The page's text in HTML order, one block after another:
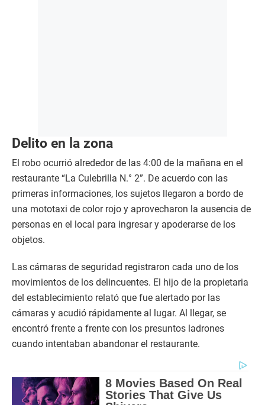
Delito en la zona
El robo ocurrió alrededor de las 4:00 de la mañana en el
restaurante “La Culebrilla N.° 2”. De acuerdo con las
primeras informaciones, los sujetos llegaron a bordo de
una mototaxi de color rojo y aprovecharon la ausencia de
personas en el local para ingresar y apoderarse de los
objetos.
Las cámaras de seguridad registraron cada uno de los
movimientos de los delincuentes. El hijo de la propietaria
del establecimiento relató que fue alertado por las
cámaras y acudió rápidamente al lugar. Al llegar, se
encontró frente a frente con los presuntos ladrones
cuando intentaban abandonar el restaurante.